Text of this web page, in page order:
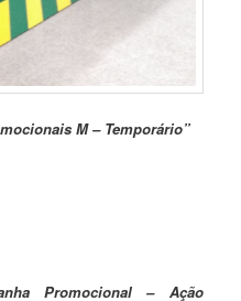
M – Temporário”
Promocional – Ação